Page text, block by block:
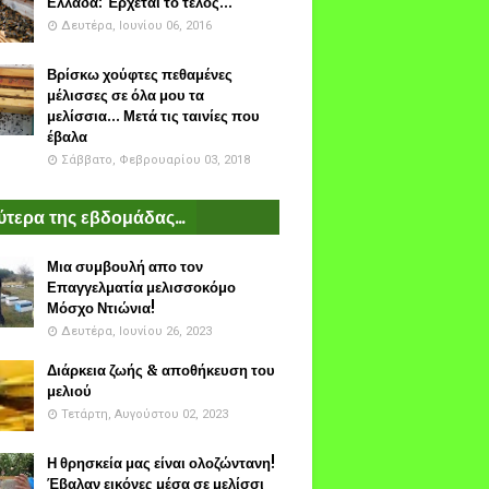
Δευτέρα, Ιουνίου 06, 2016
Βρίσκω χούφτες πεθαμένες
μέλισσες σε όλα μου τα
μελίσσια... Μετά τις ταινίες που
έβαλα
Σάββατο, Φεβρουαρίου 03, 2018
της εβδομάδας...
Μια συμβουλή απο τον
Επαγγελματία μελισσοκόμο
Μόσχο Ντιώνια!
Δευτέρα, Ιουνίου 26, 2023
Διάρκεια ζωής & αποθήκευση του
μελιού
Τετάρτη, Αυγούστου 02, 2023
Η θρησκεία μας είναι ολοζώντανη!
Έβαλαν εικόνες μέσα σε μελίσσι